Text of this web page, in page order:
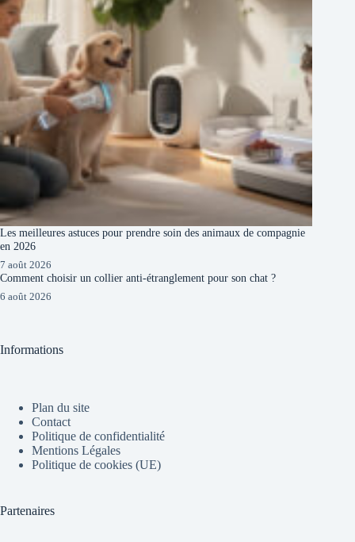
Les meilleures astuces pour prendre soin des animaux de compagnie
en 2026
7 août 2026
Comment choisir un collier anti-étranglement pour son chat ?
6 août 2026
Informations
Plan du site
Contact
Politique de confidentialité
Mentions Légales
Politique de cookies (UE)
Partenaires